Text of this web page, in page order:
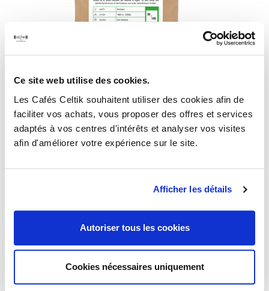
Ce site web utilise des cookies.
Les Cafés Celtik souhaitent utiliser des cookies afin de
faciliter vos achats, vous proposer des offres et services
adaptés à vos centres d'intérêts et analyser vos visites
afin d'améliorer votre expérience sur le site.
Afficher les détails
Autoriser tous les cookies
Cookies nécessaires uniquement
en grain
10,50 € 